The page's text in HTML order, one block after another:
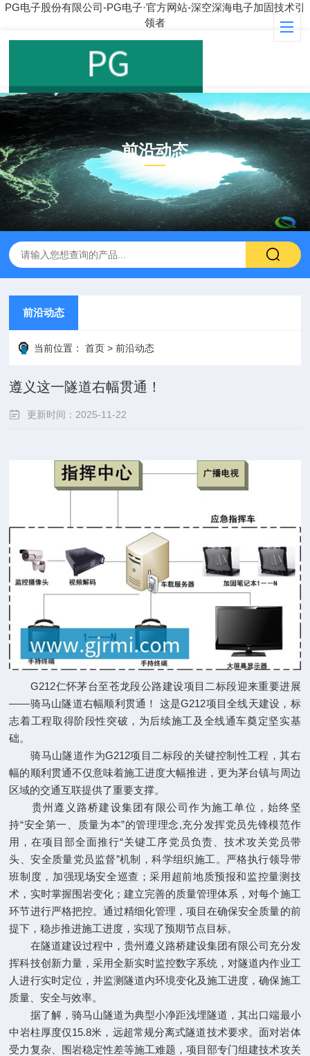
PG电子股份有限公司-PG电子·官方网站-深空深海电子加固技术引
领者
前沿动态
NEWS CENTER
前沿动态
当前位置：首页 >前沿动态
遵义这一隧道右幅贯通！
更新时间：2025-11-22
点击次数：
G212仁怀茅台至苍龙段公路建设项目二标段迎来重要进展
——骑马山隧道右幅顺利贯通！ 这是G212项目全线天建设，标
志着工程取得阶段性突破，为后续施工及全线通车奠定坚实基
础。
骑马山隧道作为G212项目二标段的关键控制性工程，其右
幅的顺利贯通不仅意味着施工进度大幅推进，更为茅台镇与周边
区域的交通互联提供了重要支撑。
贵州遵义路桥建设集团有限公司作为施工单位，始终坚
持“安全第一、质量为本”的管理理念,充分发挥党员先锋模范作
用，在项目部全面推行“关键工序党员负责、技术攻关党员带
头、安全质量党员监督”机制，科学组织施工。严格执行领导带
班制度，加强现场安全巡查；采用超前地质预报和监控量测技
术，实时掌握围岩变化；建立完善的质量管理体系，对每个施工
环节进行严格把控。通过精细化管理，项目在确保安全质量的前
提下，稳步推进施工进度，实现了预期节点目标。
在隧道建设过程中，贵州遵义路桥建设集团有限公司充分发
挥科技创新力量，采用全新实时监控数字系统，对隧道内作业工
人进行实时定位，并监测隧道内环境变化及施工进度，确保施工
质量、安全与效率。
据了解，骑马山隧道为典型小净距浅埋隧道，其出口端最小
中岩柱厚度仅15.8米，远超常规分离式隧道技术要求。面对岩体
受力复杂、围岩稳定性差等施工难题，项目部专门组建技术攻关